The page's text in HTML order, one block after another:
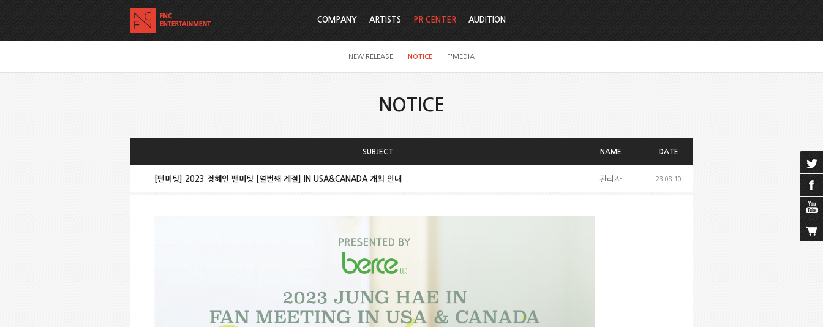
COMPANY ARTISTS PR CENTER
NEW RELEASE NOTICE F'MEDIA
AUDITION
NOTICE
SUBJECT NAME DATE
[팬미팅] 2023 정해인 팬미팅 [열번째 계절] IN USA&CANADA 개최 안내 관리자 23.08.10